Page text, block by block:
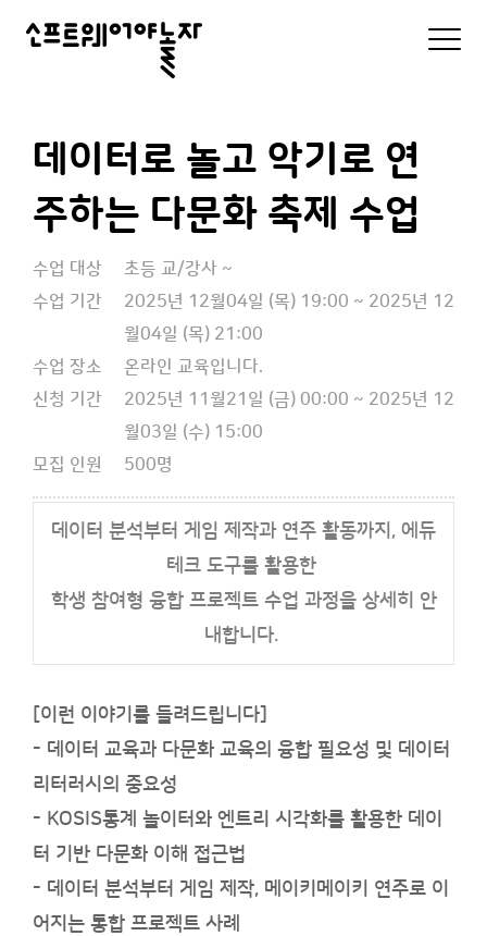
소
웨
어
야
놀
자
모
데이터로 놀고 악기로 연
주하는 다문화 축제 수업
수업 대상
초등 교/강사 ~
수업 기간
2025년 12월04일 (목) 19:00 ~ 2025년 12
월04일 (목) 21:00
수업 장소
온라인 교육입니다.
신청 기간
2025년 11월21일 (금) 00:00 ~ 2025년 12
월03일 (수) 15:00
모집 인원
500명
데이터 분석부터 게임 제작과 연주 활동까지, 에듀
테크 도구를 활용한
학생 참여형 융합 프로젝트 수업 과정을 상세히 안
내합니다.
[이런 이야기를 들려드립니다]
- 데이터 교육과 다문화 교육의 융합 필요성 및 데이터
리터러시의 중요성
- KOSIS통계 놀이터와 엔트리 시각화를 활용한 데이
터 기반 다문화 이해 접근법
- 데이터 분석부터 게임 제작, 메이키메이키 연주로 이
어지는 통합 프로젝트 사례